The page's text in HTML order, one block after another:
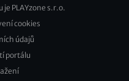
PLAYzone s.r.o.
cookies
údajů
portálu